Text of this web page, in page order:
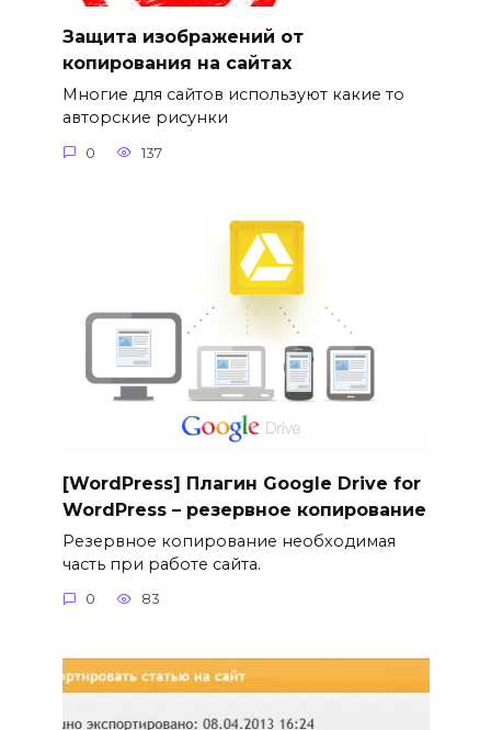
Защита изображений от
копирования на сайтах
Многие для сайтов используют какие то
авторские рисунки
0 137
[WordPress] Плагин Google Drive for
WordPress – резервное копирование
Резервное копирование необходимая
часть при работе сайта.
0 83